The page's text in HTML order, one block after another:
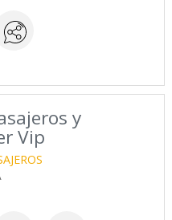
y
Vip